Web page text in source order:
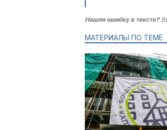
Нашли ошибку в тексте?
МАТЕРИАЛЫ ПО ТЕМЕ